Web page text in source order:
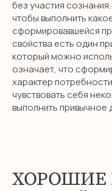
без участия
чтобы выполнить
сформировавшейся
свойства есть один
который можно
означает, что
характер
чувствовать себя
выполнить привычное
ХОРОШИЕ